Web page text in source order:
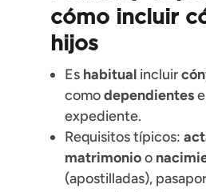
cómo incluir
hijos
Es habitualincluir
comodependientes
expediente.
Requisitos típicos:
matrimonioo
(apostilladas),